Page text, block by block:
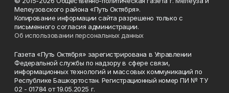
Мелеузовского района «Путь Октября».
Копирование информации сайта разрешено только с
письменного согласия администрации.
Об использовании персональных данных
Газета «Путь Октября» зарегистрирована в Управлении
Федеральной службы по надзору в сфере связи,
информационных технологий и массовых коммуникаций по
Республике Башкортостан. Регистрационный номер ПИ № ТУ
02 - 01784 от 19.05.2025 г.